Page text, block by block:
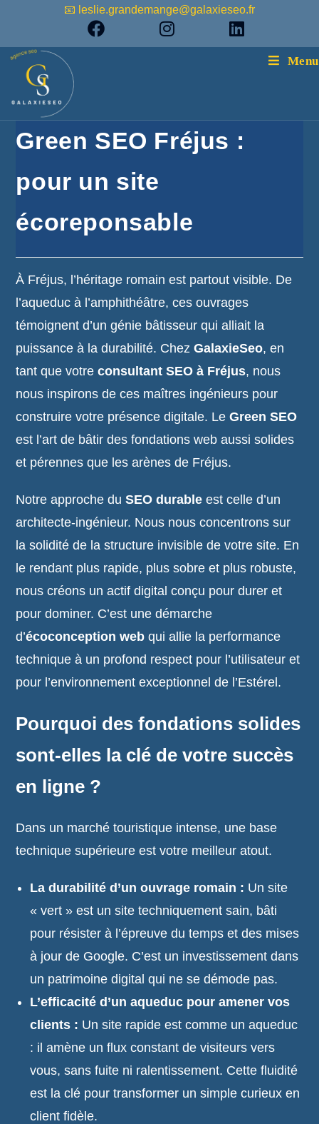
📧 leslie.grandemange@galaxieseo.fr
Menu
Green SEO Fréjus :
pour un site
écoreponsable
À Fréjus, l’héritage romain est partout visible. De
l’aqueduc à l’amphithéâtre, ces ouvrages
témoignent d’un génie bâtisseur qui alliait la
puissance à la durabilité. ChezGalaxieSeo, en
tant que votreconsultant SEO à Fréjus, nous
nous inspirons de ces maîtres ingénieurs pour
construire votre présence digitale. LeGreen SEO
est l’art de bâtir des fondations web aussi solides
et pérennes que les arènes de Fréjus.
Notre approche duSEO durable est celle d’un
architecte-ingénieur. Nous nous concentrons sur
la solidité de la structure invisible de votre site. En
le rendant plus rapide, plus sobre et plus robuste,
nous créons un actif digital conçu pour durer et
pour dominer. C’est une démarche
d’écoconception web qui allie la performance
technique à un profond respect pour l’utilisateur et
pour l’environnement exceptionnel de l’Estérel.
Pourquoi des fondations solides
sont-elles la clé de votre succès
en ligne ?
Dans un marché touristique intense, une base
technique supérieure est votre meilleur atout.
La durabilité d’un ouvrage romain : Un site
« vert » est un site techniquement sain, bâti
pour résister à l’épreuve du temps et des mises
à jour de Google. C’est un investissement dans
un patrimoine digital qui ne se démode pas.
L’efficacité d’un aqueduc pour amener vos
clients : Un site rapide est comme un aqueduc
: il amène un flux constant de visiteurs vers
vous, sans fuite ni ralentissement. Cette fluidité
est la clé pour transformer un simple curieux en
client fidèle.